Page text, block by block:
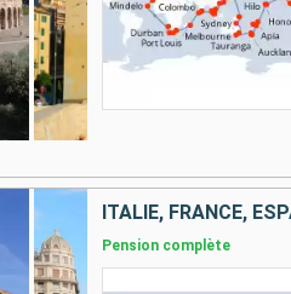
Pension complète